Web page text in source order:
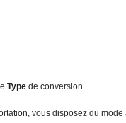
Type de conversion.
vous disposez du